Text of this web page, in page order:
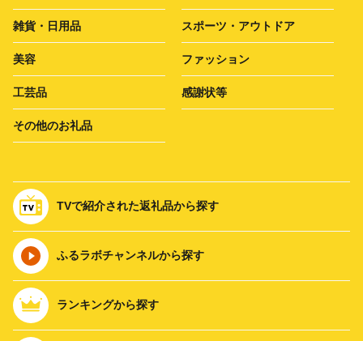
雑貨・日用品 スポーツ・アウトドア
美容 ファッション
工芸品 感謝状等
その他のお礼品
TVで紹介された返礼品から探す
ふるラボチャンネルから探す
ランキングから探す